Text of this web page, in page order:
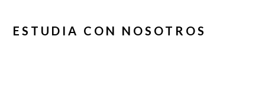
ESTUDIA CON NOSOTROS